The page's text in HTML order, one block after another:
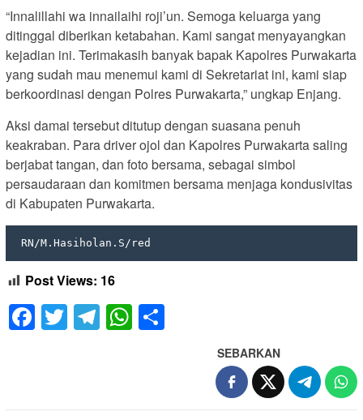
“Innalillahi wa innailaihi roji’un. Semoga keluarga yang
ditinggal diberikan ketabahan. Kami sangat menyayangkan
kejadian ini. Terimakasih banyak bapak Kapolres Purwakarta
yang sudah mau menemui kami di Sekretariat ini, kami siap
berkoordinasi dengan Polres Purwakarta,” ungkap Enjang.
Aksi damai tersebut ditutup dengan suasana penuh
keakraban. Para driver ojol dan Kapolres Purwakarta saling
berjabat tangan, dan foto bersama, sebagai simbol
persaudaraan dan komitmen bersama menjaga kondusivitas
di Kabupaten Purwakarta.
RN/M.Hasiholan.S/red
Post Views: 16
Facebook
Twitter
Telegram
WhatsApp
SEBARKAN